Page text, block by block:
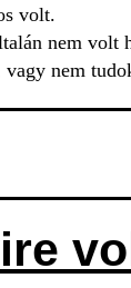
volt.
nem volt
vagy nem